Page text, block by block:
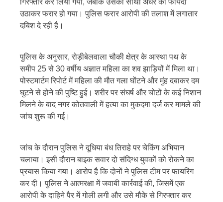
उठाकर फरार हो गया। पुलिस फरार आरोपी की तलाश में लगातार
दबिश दे रही है।
पुलिस के अनुसार, रोड़ीबेलवाला चौकी क्षेत्र के आस्था पथ के
समीप 25 से 30 वर्षीय अज्ञात महिला का शव झाड़ियों में मिला था।
पोस्टमार्टम रिपोर्ट में महिला की मौत गला घोंटने और मुंह दबाकर दम
घुटने से होने की पुष्टि हुई। शरीर पर संघर्ष और चोटों के कई निशान
मिलने के बाद नगर कोतवाली में हत्या का मुकदमा दर्ज कर मामले की
जांच शुरू की गई।
जांच के दौरान पुलिस ने दूधिया बंध तिराहे पर चेकिंग अभियान
चलाया। इसी दौरान बाइक सवार दो संदिग्ध युवकों को रोकने का
प्रयास किया गया। आरोप है कि दोनों ने पुलिस टीम पर फायरिंग
कर दी। पुलिस ने आत्मरक्षा में जवाबी कार्रवाई की, जिसमें एक
आरोपी के दाहिने पैर में गोली लगी और उसे मौके से गिरफ्तार कर